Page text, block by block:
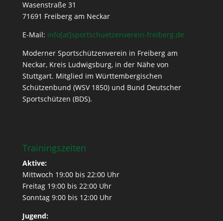
Wasenstraße 31
71691 Freiberg am Neckar
E-Mail: info[at]sportschuetzenverein-freiberg.de
Moderner Sportschützenverein in Freiberg am
Neckar, Kreis Ludwigsburg, in der Nähe von
Stuttgart. Mitglied im Württembergischen
Schützenbund (WSV 1850) und Bund Deutscher
Sportschützen (BDS).
Trainingszeiten
Aktive:
Mittwoch 19:00 bis 22:00 Uhr
Freitag 19:00 bis 22:00 Uhr
Sonntag 9:00 bis 12:00 Uhr
Jugend: